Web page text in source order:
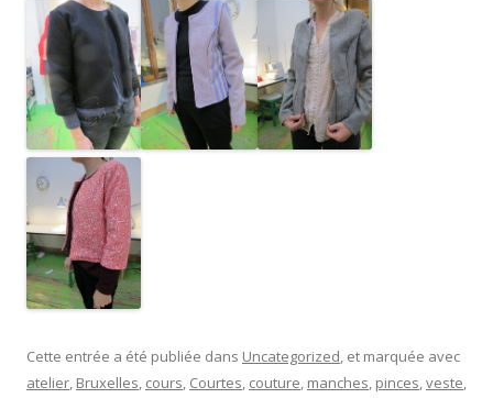
Cette entrée a été publiée dans Uncategorized, et marquée avec
atelier, Bruxelles, cours, Courtes, couture, manches, pinces,veste,